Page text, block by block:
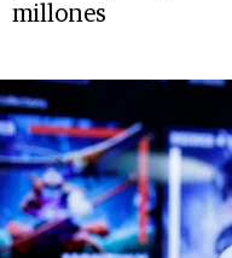
millones